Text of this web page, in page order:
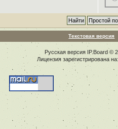
Текстовая версия
Русская версия IP.Board©
Лицензия зарегистрирована